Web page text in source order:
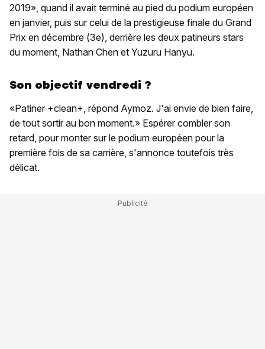
2019», quand il avait terminé au pied du podium européen
en janvier, puis sur celui de la prestigieuse finale du Grand
Prix en décembre (3e), derrière les deux patineurs stars
du moment, Nathan Chen et Yuzuru Hanyu.
Son objectif vendredi ?
«Patiner +clean+, répond Aymoz. J'ai envie de bien faire,
de tout sortir au bon moment.» Espérer combler son
retard, pour monter sur le podium européen pour la
première fois de sa carrière, s'annonce toutefois très
délicat.